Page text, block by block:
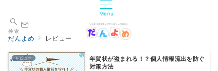
Menu
検索
だんよめ レビュー
レビュー
年賀状が盗まれる！？個人情報流出を防ぐ
対策方法